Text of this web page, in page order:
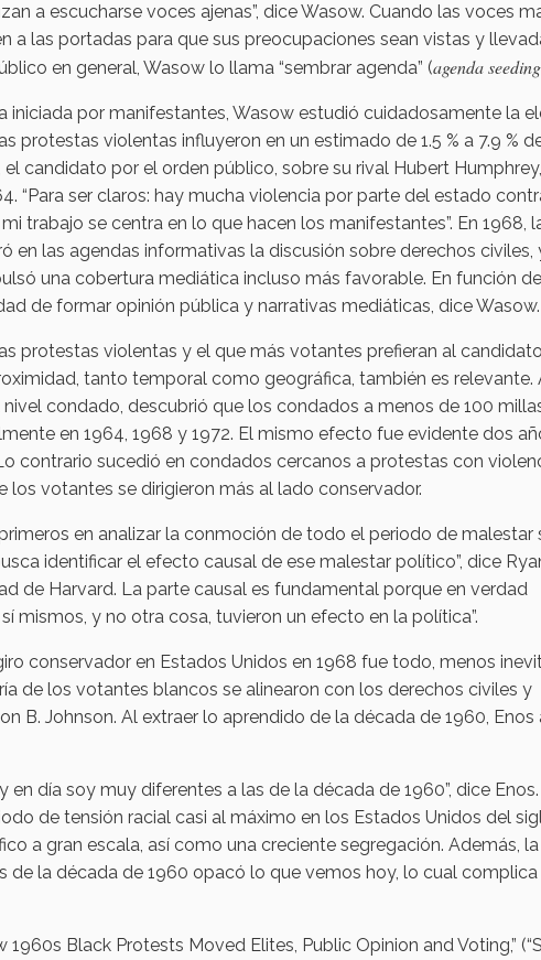
a escucharse voces ajenas”, dice Wasow. Cuando las voces
a las portadas para que sus preocupaciones sean vistas y
en general, Wasow lo llama “sembrar agenda” (agenda seeding
iniciada por manifestantes, Wasow estudió cuidadosamente la
protestas violentas influyeron en un estimado de 1.5 % a 7.9 %
candidato por el orden público, sobre su rival Hubert
“Para ser claros: hay mucha violencia por parte del estado
trabajo se centra en lo que hacen los manifestantes”. En 1968,
en las agendas informativas la discusión sobre derechos civiles,
una cobertura mediática incluso más favorable. En función
de formar opinión pública y narrativas mediáticas, dice Wasow.
protestas violentas y el que más votantes prefieran al
tanto temporal como geográfica, también es relevante.
condado, descubrió que los condados a menos de 100
en 1964, 1968 y 1972. El mismo efecto fue evidente dos
contrario sucedió en condados cercanos a protestas con
votantes se dirigieron más al lado conservador.
en analizar la conmoción de todo el periodo de malestar
identificar el efecto causal de ese malestar político”, dice
de Harvard. La parte causal es fundamental porque en verdad
mismos, y no otra cosa, tuvieron un efecto en la política”.
conservador en Estados Unidos en 1968 fue todo, menos
de los votantes blancos se alinearon con los derechos civiles y
B. Johnson. Al extraer lo aprendido de la década de 1960, Enos
día soy muy diferentes a las de la década de 1960”, dice Enos.
de tensión racial casi al máximo en los Estados Unidos del
a gran escala, así como una creciente segregación. Además, la
de la década de 1960 opacó lo que vemos hoy, lo cual complica
1960s Black Protests Moved Elites, Public Opinion and Voting,”